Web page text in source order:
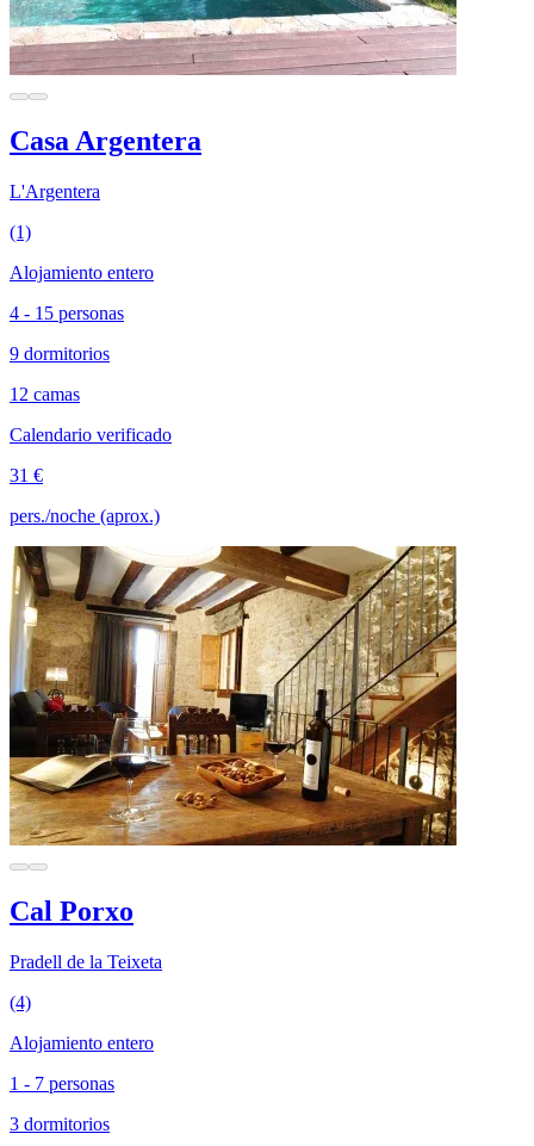
Casa Argentera
L'Argentera
(1)
Alojamiento entero
4 - 15 personas
9 dormitorios
12 camas
Calendario verificado
31 €
pers./noche (aprox.)
Cal Porxo
Pradell de la Teixeta
(4)
Alojamiento entero
1 - 7 personas
3 dormitorios